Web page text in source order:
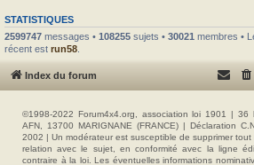
STATISTIQUES
2599747 messages • 108255 sujets • 30021 membres •
récent est run58
Index du forum
©1998-2022 Forum4x4.org, association loi 1901 | 36
AFN, 13700 MARIGNANE (FRANCE) | Déclaration
2002 | Un modérateur est susceptible de supprimer
relation avec le sujet, en conformité avec la ligne
contraire à la loi. Les éventuelles informations